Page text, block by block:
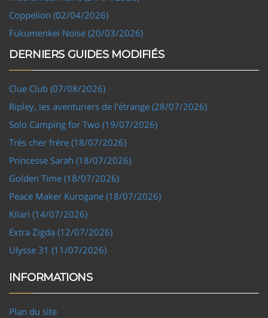
Coppelion (02/04/2026)
Fukumenkei Noise (20/03/2026)
DERNIERS GUIDES MODIFIÉS
Clue Club (07/08/2026)
Ripley, les aventuriers de l'étrange (28/07/2026)
Solo Camping for Two (19/07/2026)
Très cher frère (18/07/2026)
Princesse Sarah (18/07/2026)
Golden Time (18/07/2026)
Peace Maker Kurogane (18/07/2026)
Kilari (14/07/2026)
Extra Zigda (12/07/2026)
Ulysse 31 (11/07/2026)
INFORMATIONS
Plan du site